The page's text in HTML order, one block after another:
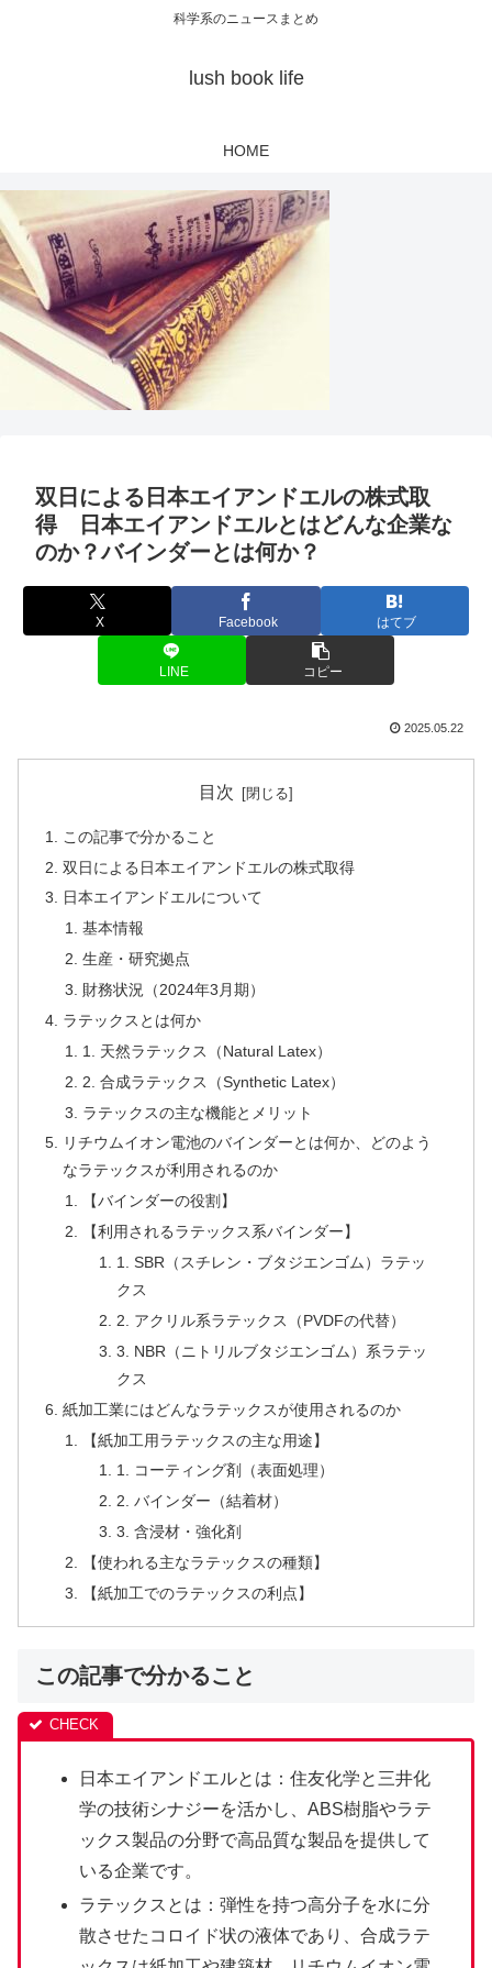
科学系のニュースまとめ
lush book life
HOME
双日による日本エイアンドエルの株式取
得 日本エイアンドエルとはどんな企業な
のか？バインダーとは何か？
X Facebook はてブ
LINE コピー
2025.05.22
目次
この記事で分かること
双日による日本エイアンドエルの株式取得
日本エイアンドエルについて
基本情報
生産・研究拠点
財務状況（2024年3月期）
ラテックスとは何か
1. 天然ラテックス（Natural Latex）
2. 合成ラテックス（Synthetic Latex）
ラテックスの主な機能とメリット
リチウムイオン電池のバインダーとは何か、どのよう
なラテックスが利用されるのか
【バインダーの役割】
【利用されるラテックス系バインダー】
1. SBR（スチレン・ブタジエンゴム）ラテッ
クス
2. アクリル系ラテックス（PVDFの代替）
3. NBR（ニトリルブタジエンゴム）系ラテッ
クス
紙加工業にはどんなラテックスが使用されるのか
【紙加工用ラテックスの主な用途】
1. コーティング剤（表面処理）
2. バインダー（結着材）
3. 含浸材・強化剤
【使われる主なラテックスの種類】
【紙加工でのラテックスの利点】
この記事で分かること
日本エイアンドエルとは：住友化学と三井化
学の技術シナジーを活かし、ABS樹脂やラテ
ックス製品の分野で高品質な製品を提供して
いる企業です。
ラテックスとは：弾性を持つ高分子を水に分
散させたコロイド状の液体であり、合成ラテ